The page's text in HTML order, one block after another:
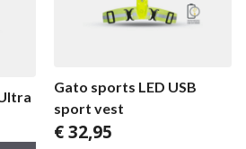
Gato sports LED USB
sport vest
€32,95